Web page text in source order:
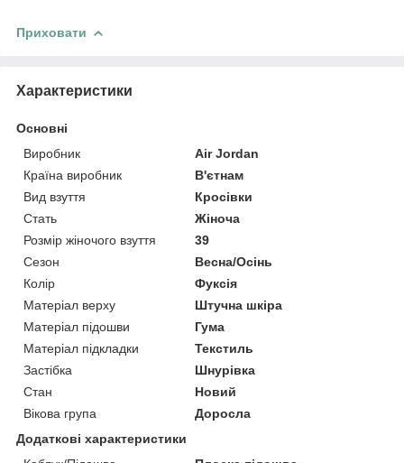
Приховати
Характеристики
Основні
Виробник
Air Jordan
Країна виробник
В'єтнам
Вид взуття
Кросівки
Стать
Жіноча
Розмір жіночого взуття
39
Сезон
Весна/Осінь
Колір
Фуксія
Матеріал верху
Штучна шкіра
Матеріал підошви
Гума
Матеріал підкладки
Текстиль
Застібка
Шнурівка
Стан
Новий
Вікова група
Доросла
Додаткові характеристики